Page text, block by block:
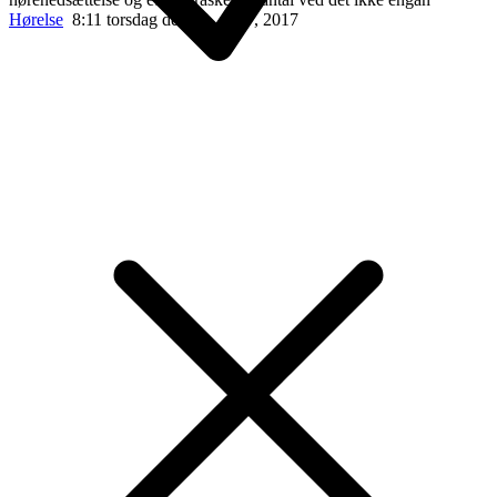
Hørelse 8:11 torsdag den 20. april , 2017